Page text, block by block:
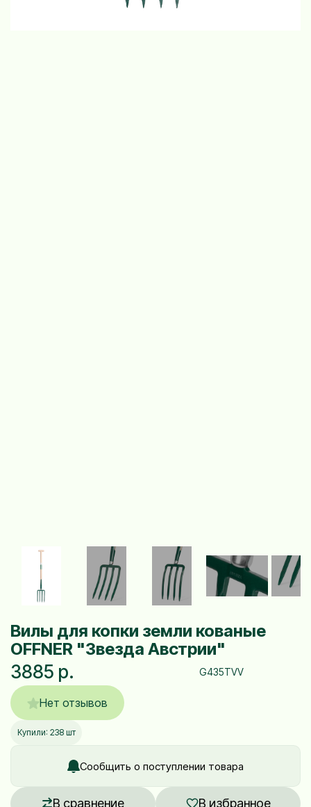
Нет отзывов
Купили: 238 шт
Сообщить о поступлении товара
В сравнение В избранное
Вилы для копки земли кованые
OFFNER "Звезда Австрии"
3885 р. G435TVV